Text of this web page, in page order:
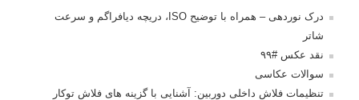
درک نوردهی – همراه با توضیح ISO، دریچه دیافراگم و سرعت
شاتر
نقد عکس #۹۹
سوالات عکاسی
تنظیمات فلاش داخلی دوربین: آشنایی با گزینه های فلاش توکار